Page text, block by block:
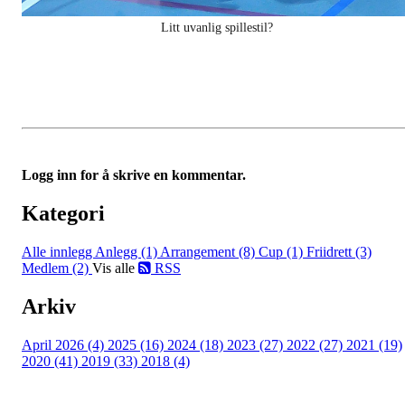
Litt uvanlig spillestil?
Logg inn for å skrive en kommentar.
Kategori
Alle innlegg Anlegg (1) Arrangement (8) Cup (1) Friidrett (3)
Medlem (2) Vis alle RSS
Arkiv
April 2026 (4) 2025 (16) 2024 (18) 2023 (27) 2022 (27) 2021 (19)
2020 (41) 2019 (33) 2018 (4)